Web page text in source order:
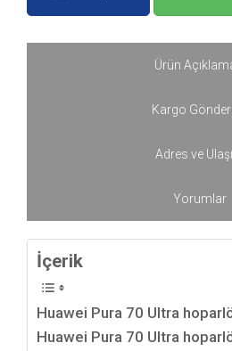
Ürün
Kargo
Adres ve
Yorumlar
İçerik
Huawei Pura 70 Ultra
Huawei Pura 70 Ultra